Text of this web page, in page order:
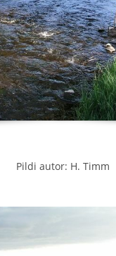
Pildi autor: H. Timm